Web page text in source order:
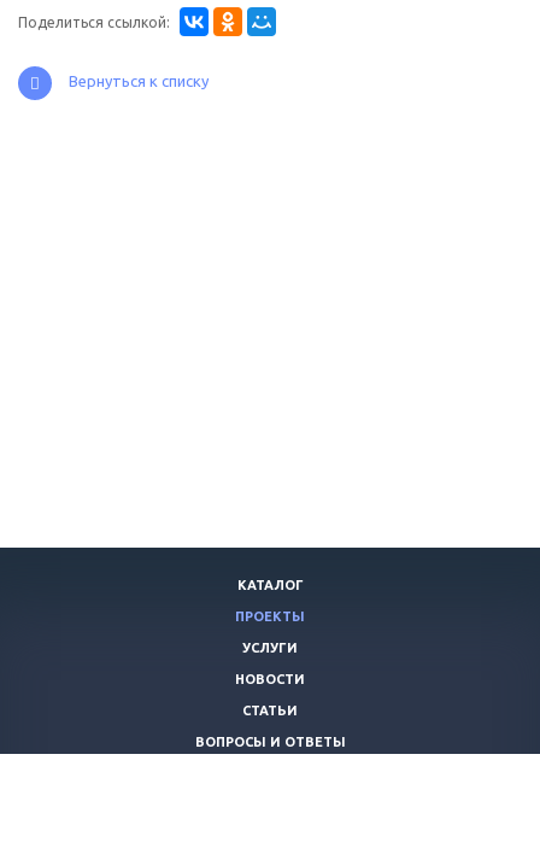
Поделиться ссылкой:
Вернуться к списку
КАТАЛОГ
ПРОЕКТЫ
УСЛУГИ
НОВОСТИ
СТАТЬИ
ВОПРОСЫ И ОТВЕТЫ